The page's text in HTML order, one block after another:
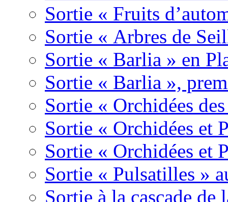
Sortie « Fruits
Sortie « Arbres de
Sortie « Barlia » en
Sortie « Barlia »,
Sortie « Orchidées
Sortie « Orchidées et
Sortie « Orchidées et
Sortie « Pulsatilles »
Sortie à la cascade de